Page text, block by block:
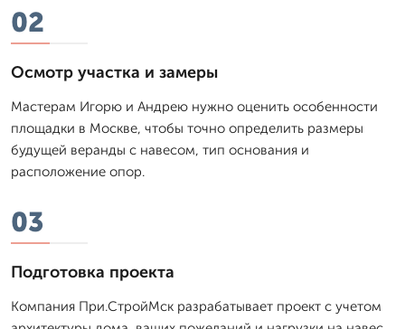
02
Осмотр участка и замеры
Мастерам Игорю и Андрею нужно оценить особенности
площадки в Москве, чтобы точно определить размеры
будущей веранды с навесом, тип основания и
расположение опор.
03
Подготовка проекта
Компания При.СтройМск разрабатывает проект с учетом